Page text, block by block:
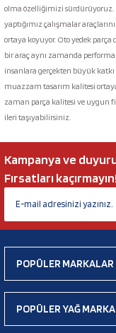
olma özelliğimizi sürdürüyoruz.
yaptığımız çalışmalar
ortaya koyuyor. Oto yedek
bir araç aynı zamanda
insanlara gerçekten büyük
muazzam tasarım kalitesi
zaman parça kalitesi ve uygun
ileri taşıyabilirsiniz.
Kampanya ve
Fırsatları kaçırmayın!
POPÜLER MARKALAR
POPÜLER YAĞ